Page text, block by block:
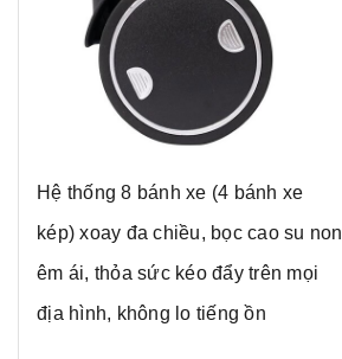
Hệ thống 8 bánh xe (4 bánh xe
kép) xoay đa chiều, bọc cao su non
êm ái, thỏa sức kéo đẩy trên mọi
địa hình, không lo tiếng ồn